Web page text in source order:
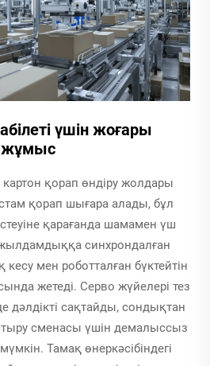
үшін жоғары
қорап өндіру жолдары
қорап шығара алады, бұл
қарағанда шамамен үш
жылдамдыққа синхрондалған
мен роботталған бүктейтін
жетеді. Серво жүйелері тез
дәлдікті сақтайды, сондықтан
сменасы үшін демалыссыз
Тамақ өнеркәсібіндегі